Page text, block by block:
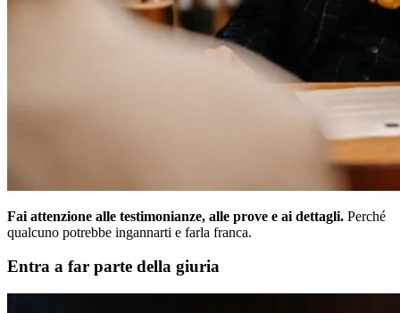
Fai attenzione alle testimonianze, alle prove e ai dettagli. Perché
qualcuno potrebbe ingannarti e farla franca.
Entra a far parte della giuria